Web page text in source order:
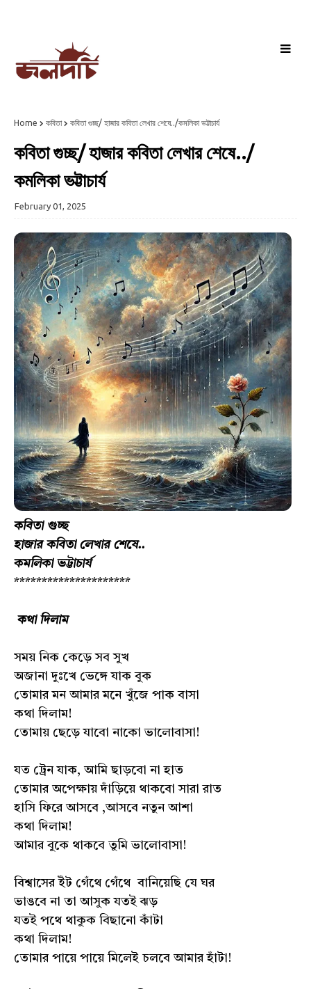
Home কবিতা কবিতা গুচ্ছ/ হাজার কবিতা লেখার শেষে../কমলিকা ভট্টাচার্য
কবিতা গুচ্ছ/ হাজার কবিতা লেখার শেষে../
কমলিকা ভট্টাচার্য
February 01, 2025
কবিতা গুচ্ছ
হাজার কবিতা লেখার শেষে..
কমলিকা ভট্টাচার্য
*********************
কথা দিলাম
সময় নিক কেড়ে সব সুখ
অজানা দুঃখে ভেঙ্গে যাক বুক
তোমার মন আমার মনে খুঁজে পাক বাসা
কথা দিলাম!
তোমায় ছেড়ে যাবো নাকো ভালোবাসা!
যত ট্রেন যাক, আমি ছাড়বো না হাত
তোমার অপেক্ষায় দাঁড়িয়ে থাকবো সারা রাত
হাসি ফিরে আসবে ,আসবে নতুন আশা
কথা দিলাম!
আমার বুকে থাকবে তুমি ভালোবাসা!
বিশ্বাসের ইঁট গেঁথে গেঁথে বানিয়েছি যে ঘর
ভাঙবে না তা আসুক যতই ঝড়
যতই পথে থাকুক বিছানো কাঁটা
কথা দিলাম!
তোমার পায়ে পায়ে মিলেই চলবে আমার হাঁটা!